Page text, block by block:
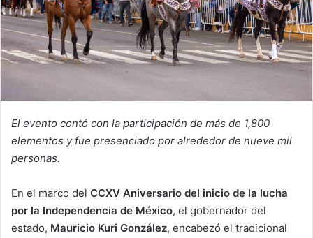
El evento contó con la participación de más de 1,800
elementos y fue presenciado por alrededor de nueve mil
personas.
En el marco del CCXV Aniversario del inicio de la lucha
por la Independencia de México, el gobernador del
estado, Mauricio Kuri González, encabezó el tradicional